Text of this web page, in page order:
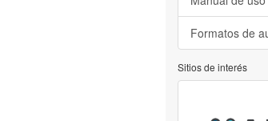
Formatos de
Sitios de interés